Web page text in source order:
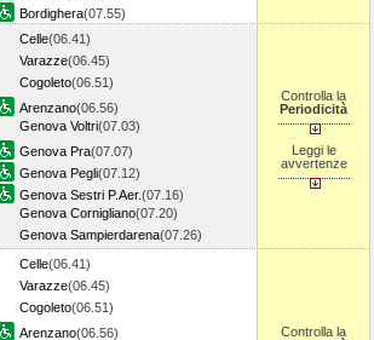
Bordighera(07.55)
Celle(06.41)
Varazze(06.45)
Cogoleto(06.51)
Arenzano(06.56)
Genova Voltri(07.03)
Genova Pra(07.07)
Genova Pegli(07.12)
Genova Sestri P.Aer.(07.16)
Genova Cornigliano(07.20)
Genova Sampierdarena(07.26)
Controlla la
Periodicità
Leggi le
avvertenze
Celle(06.41)
Varazze(06.45)
Cogoleto(06.51)
Arenzano(06.56)
Controlla la